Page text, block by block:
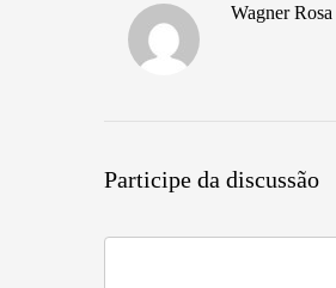
Wagner Rosa
Participe da discussão